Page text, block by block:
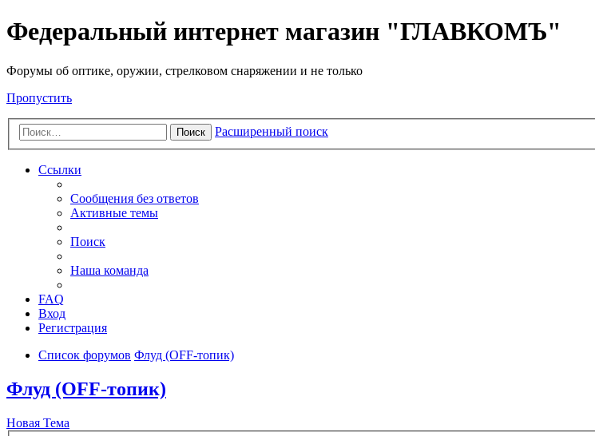
Федеральный интернет магазин "ГЛАВКОМЪ"
Форумы об оптике, оружии, стрелковом снаряжении и не только
Пропустить
Поиск Расширенный поиск
Ссылки
Сообщения без ответов
Активные темы
Поиск
Наша команда
FAQ
Вход
Регистрация
Список форумов Флуд (OFF-топик)
Флуд (OFF-топик)
Новая Тема